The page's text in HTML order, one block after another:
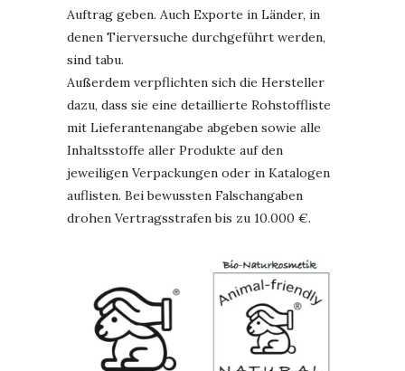
Auftrag geben. Auch Exporte in Länder, in
denen Tierversuche durchgeführt werden,
sind tabu.
Außerdem verpflichten sich die Hersteller
dazu, dass sie eine detaillierte Rohstoffliste
mit Lieferantenangabe abgeben sowie alle
Inhaltsstoffe aller Produkte auf den
jeweiligen Verpackungen oder in Katalogen
auflisten. Bei bewussten Falschangaben
drohen Vertragsstrafen bis zu 10.000 €.